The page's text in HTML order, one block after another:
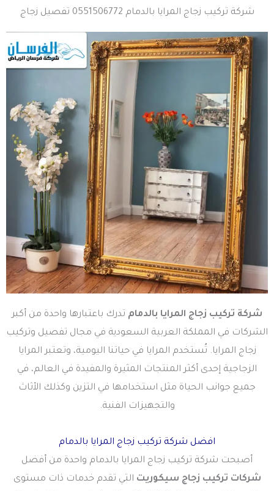
شركة تركيب زجاج المرايا بالدمام 0551506772 تفصيل زجاج
شركة تركيب زجاج المرايا بالدمام تدرك باعتبارها واحدة من أكبر
الشركات في المملكة العربية السعودية في مجال تفصيل وتركيب
زجاج المرايا. تُستخدم المرايا في حياتنا اليومية، وتعتبر المرايا
الزجاجية إحدى أكثر المنتجات المثيرة والمفيدة في العالم، في
جميع جوانب الحياة مثل استخدامها في التزين وكذلك الأثاث
والتجهيزات الفنية.
افضل شركة تركيب زجاج المرايا بالدمام
أصبحت شركة تركيب زجاج المرايا بالدمام واحدة من أفضل
شركات تركيب زجاج سيكوريت التي تقدم خدمات ذات مستوى